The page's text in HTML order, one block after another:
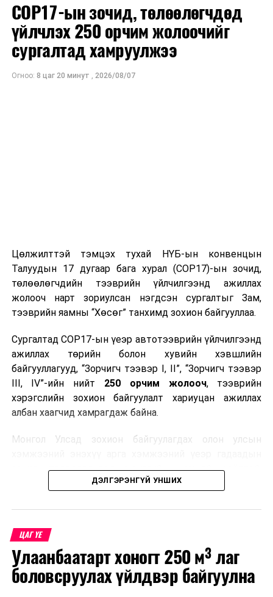
COP17-ын зочид, төлөөлөгчдөд
үйлчлэх 250 орчим жолоочийг
сургалтад хамруулжээ
Огноо: 8 цаг 20 минут , 2026/08/07
Цөлжилттэй тэмцэх тухай НҮБ-ын конвенцын
Талуудын 17 дугаар бага хурал (COP17)-ын зочид,
төлөөлөгчдийн тээврийн үйлчилгээнд ажиллах
жолооч нарт зориулсан нэгдсэн сургалтыг Зам,
тээврийн яамны “Хөсөг” танхимд зохион байгууллаа.
Сургалтад COP17-ын үеэр автотээврийн үйлчилгээнд
ажиллах төрийн болон хувийн хэвшлийн
байгууллагууд, “Зорчигч тээвэр I, II”, “Зорчигч тээвэр
III, IV”-ийн нийт 250 орчим жолооч, тээврийн
хэрэгслийн зохион байгуулалт хариуцан ажиллах
албан хаагчид хамрагдаж байна.
Монгол Улсад зохион байгуулагдах олон улсын
зочид, төлөөлөгчдөд аюулгүй, шуурхай, соёлтой,
мэргэжлийн түвшинд тээврийн үйлчилгээ үзүүлэх
зохион байгуулалтын онцлог, зочид, төлөөлөгчдийн
ангилал, үйлчилгээний стандарт, жолооч нарын үүрэг
хариуцлага, сахилга бат, үйлчилгээний соёл, ёс зүй,
мэргэжлийн харилцааны талаар нэгдсэн мэдээлэл
ДЭЛГЭРЭНГҮЙ УНШИХ
ЦАГ ҮЕ
Улаанбаатарт хоногт 250 м³ лаг
боловсруулах үйлдвэр байгуулна